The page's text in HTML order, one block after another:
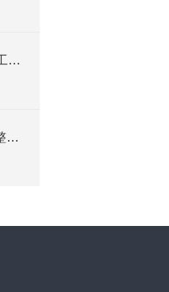
电气接线+线号管正确方向=电工接线好习惯！
定时限和反时限过电流保护的整定计算公式